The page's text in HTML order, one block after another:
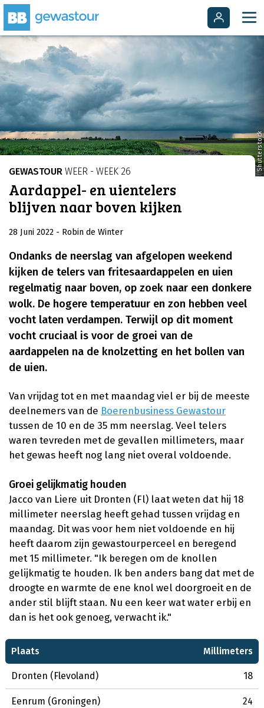
Shutterstock
GEWASTOUR WEER - WEEK 26
Aardappel- en uientelers
blijven naar boven kijken
28 Juni 2022 - Robin de Winter
Ondanks de neerslag van afgelopen weekend
kijken de telers van fritesaardappelen en uien
regelmatig naar boven, op zoek naar een donkere
wolk. De hogere temperatuur en zon hebben veel
vocht laten verdampen. Terwijl op dit moment
vocht cruciaal is voor de groei van de
aardappelen na de knolzetting en het bollen van
de uien.
Van vrijdag tot en met maandag viel er bij de meeste
deelnemers van de Boerenbusiness Gewastour
tussen de 10 en de 35 mm neerslag. Veel telers
waren tevreden met de gevallen millimeters, maar
het gewas heeft nog lang niet overal voldoende.
Groei gelijkmatig houden
Jacco van Liere uit Dronten (Fl) laat weten dat hij 18
millimeter neerslag heeft gehad tussen vrijdag en
maandag. Dit was voor hem niet voldoende en hij
heeft daarom zijn gewastourperceel en beregend
met 15 millimeter. "Ik beregen om de knollen
gelijkmatig te houden. Ik ben anders bang dat met de
droogte en warmte de ene knol wel doorgroeit en de
ander stil blijft staan. Nu een keer wat water erbij en
dan is het ook genoeg, verwacht ik."
Plaats Millimeters
Dronten (Flevoland) 18
Eenrum (Groningen) 24